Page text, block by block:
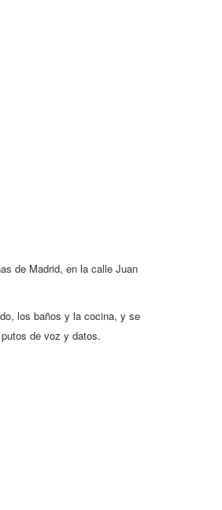
de Madrid, en la calle Juan
los baños y la cocina, y se
de voz y datos.